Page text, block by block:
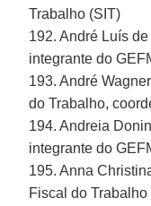
Trabalho (SIT)
192. André Luís
integrante do
193. André
do Trabalho,
194. Andreia
integrante do
195. Anna
Fiscal do